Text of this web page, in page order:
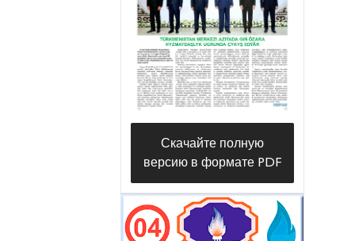
газовщиков за работами по
обслуживанию части
газопровода различного
диаметра протяженностью
более тысячи километров и 342
единиц газорегуляторных и
газораспределительных
устройств.
Скачайте полную
версию в формате PDF